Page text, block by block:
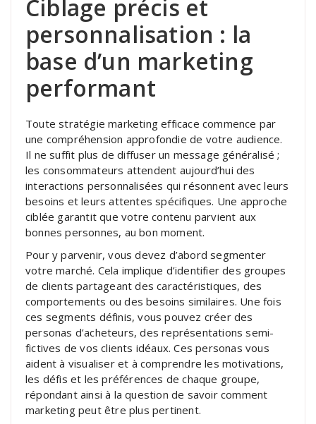
Ciblage précis et
personnalisation : la
base d’un marketing
performant
Toute stratégie marketing efficace commence par
une compréhension approfondie de votre audience.
Il ne suffit plus de diffuser un message généralisé ;
les consommateurs attendent aujourd’hui des
interactions personnalisées qui résonnent avec leurs
besoins et leurs attentes spécifiques. Une approche
ciblée garantit que votre contenu parvient aux
bonnes personnes, au bon moment.
Pour y parvenir, vous devez d’abord segmenter
votre marché. Cela implique d’identifier des groupes
de clients partageant des caractéristiques, des
comportements ou des besoins similaires. Une fois
ces segments définis, vous pouvez créer des
personas d’acheteurs, des représentations semi-
fictives de vos clients idéaux. Ces personas vous
aident à visualiser et à comprendre les motivations,
les défis et les préférences de chaque groupe,
répondant ainsi à la question de savoir comment
marketing peut être plus pertinent.